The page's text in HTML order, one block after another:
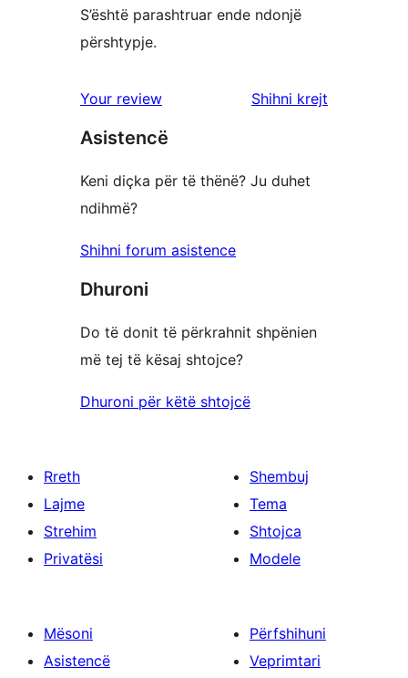
S’është parashtruar ende ndonjë
përshtypje.
Your review Shihni krejt
Asistencë
Keni diçka për të thënë? Ju duhet
ndihmë?
Shihni forum asistence
Dhuroni
Do të donit të përkrahnit shpënien
më tej të kësaj shtojce?
Dhuroni për këtë shtojcë
Rreth
Lajme
Strehim
Privatësi
Shembuj
Tema
Shtojca
Modele
Mësoni
Asistencë
Përfshihuni
Veprimtari